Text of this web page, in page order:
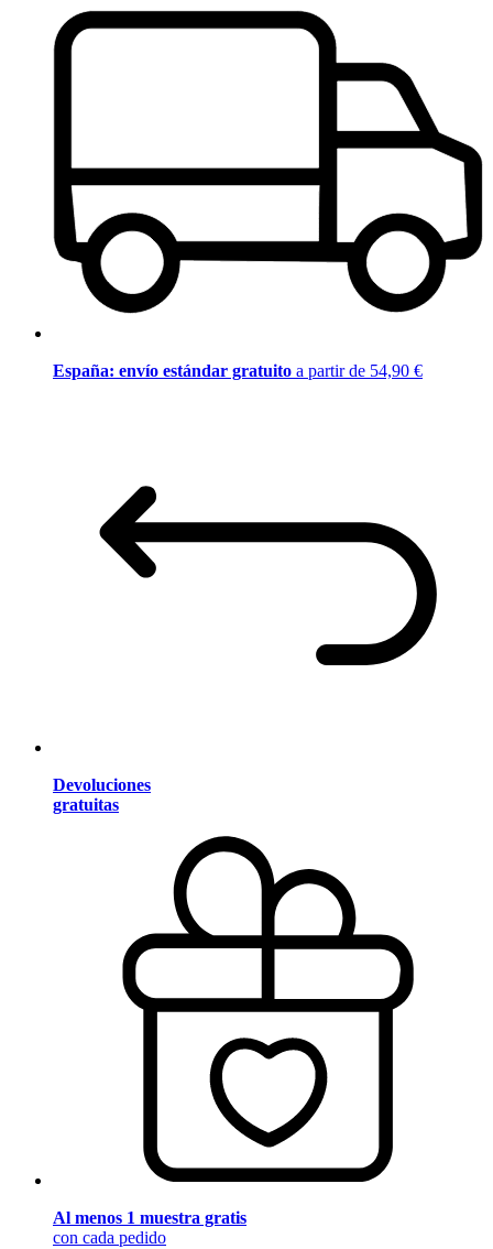
España: envío estándar gratuito a partir de 54,90 €
Devoluciones
gratuitas
Al menos 1 muestra gratis
con cada pedido